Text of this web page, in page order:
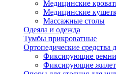
Медицинские
Медицинские
Массажные столы
Одеяла и одежда
Тумбы прикроватные
Ортопедические средства
Фиксирующие ремни
Фиксирующие